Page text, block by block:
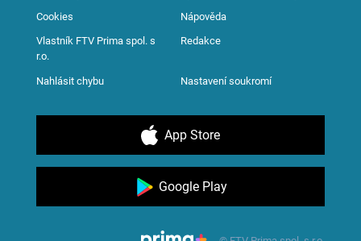
Cookies Nápověda
Vlastník FTV Prima spol. s
r.o.
Redakce
Nahlásit chybu Nastavení soukromí
App Store
Google Play